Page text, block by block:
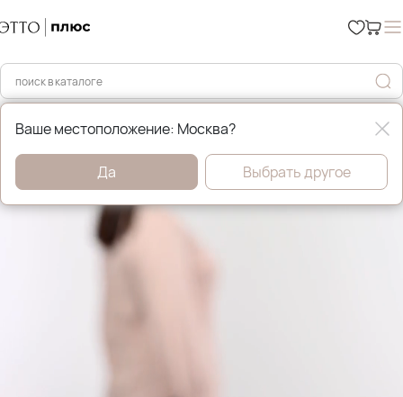
Главная Джемперы, свитера и кардиганы
Ваше местоположение: Москва?
Да Выбрать другое